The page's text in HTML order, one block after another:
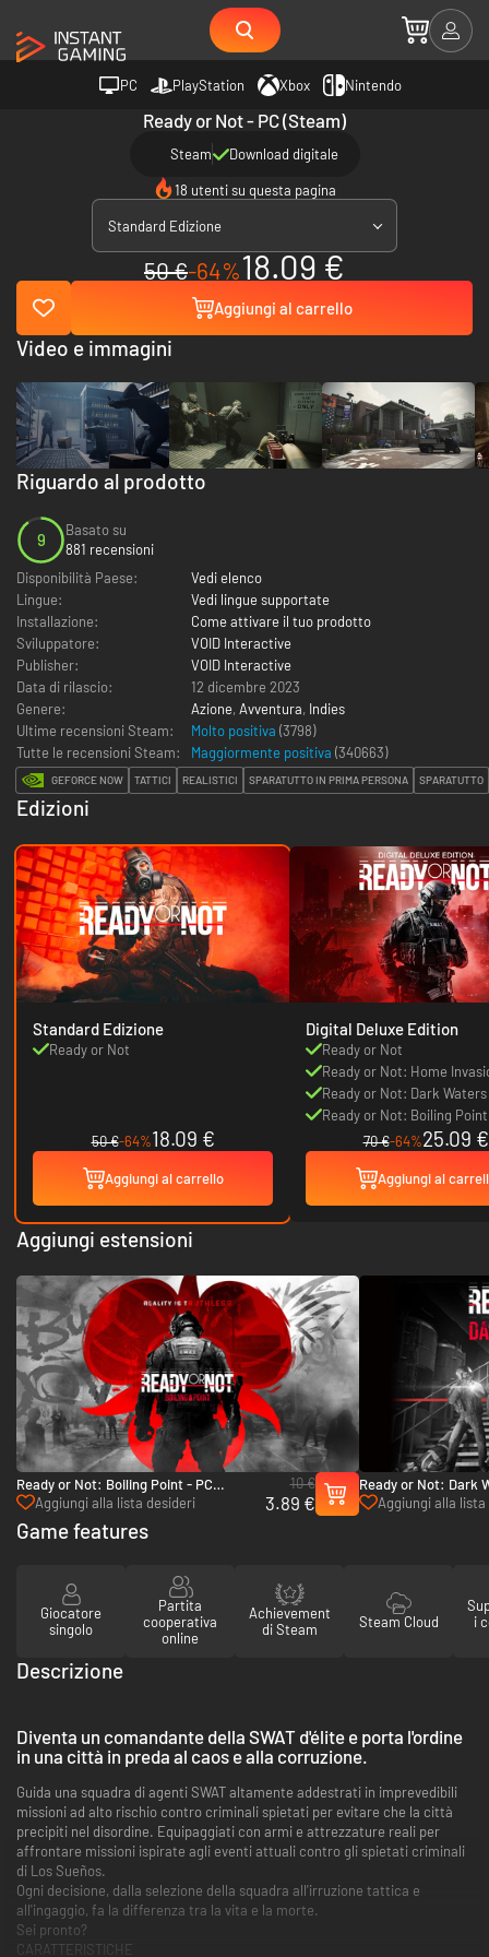
PC PlayStation Xbox Nintendo
Ready or Not - PC (Steam)
Steam Download digitale
18 utenti su questa pagina
Standard Edizione
50 €-64%18.09 €
Aggiungi al carrello
Riguardo al prodotto
9
Basato su
881 recensioni
Disponibilità Paese:
Vedi elenco
Lingue:
Vedi lingue supportate
Installazione:
Come attivare il tuo prodotto
Sviluppatore:
VOID Interactive
Publisher:
VOID Interactive
Data di rilascio:
12 dicembre 2023
Genere:
Azione, Avventura, Indies
Ultime recensioni Steam:
Molto positiva (3798)
Tutte le recensioni Steam:
Maggiormente positiva (340663)
GEFORCE NOW TATTICI REALISTICI SPARATUTTO IN PRIMA PERSONA SPARATUTTO
Edizioni
Standard Edizione
Ready or Not
50 €-64%18.09 €
Aggiungi al carrello
Digital Deluxe Edition
Ready or Not
Ready or Not: Home
Ready or Not: Dark Waters
Ready or Not: Boiling Point
70 €-64%25.09 €
Aggiungi al
Aggiungi estensioni
Ready or Not: Boiling Point - PC
(Steam)
Aggiungi alla lista desideri
10 €
3.89 €
Ready or Not: Dark
(Steam)
Aggiungi alla lista
Video e immagini
Game features
Giocatore
singolo
Partita
cooperativa
online
Achievement
di Steam
Steam Cloud
i
Descrizione
Diventa un comandante della SWAT d'élite e porta l'ordine
in una città in preda al caos e alla corruzione.
Guida una squadra di agenti SWAT altamente addestrati in imprevedibili
missioni ad alto rischio contro criminali spietati per evitare che la città
precipiti nel disordine. Equipaggiati con armi e attrezzature reali per
affrontare missioni ispirate agli eventi attuali contro gli spietati criminali
di Los Sueños.
Ogni decisione, dalla selezione della squadra all'irruzione tattica e
all'ingaggio, fa la differenza tra la vita e la morte.
Sei pronto?
CARATTERISTICHE